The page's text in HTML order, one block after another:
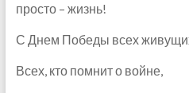
просто – жизнь!
С Днем Победы всех
Всех, кто помнит о войне,